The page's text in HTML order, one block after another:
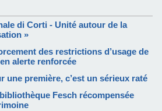
di Corti - Unité autour de la
»
des restrictions d’usage de
alerte renforcée
une première, c’est un sérieux raté
Fesch récompensée